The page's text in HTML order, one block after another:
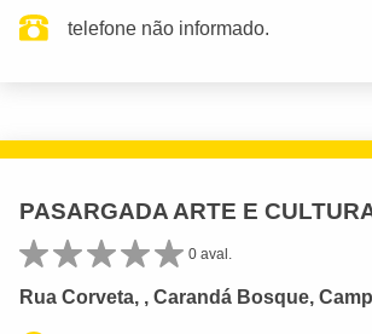
telefone não informado.
PASARGADA ARTE E
0 aval.
Rua Corveta, , Carandá Bosque,